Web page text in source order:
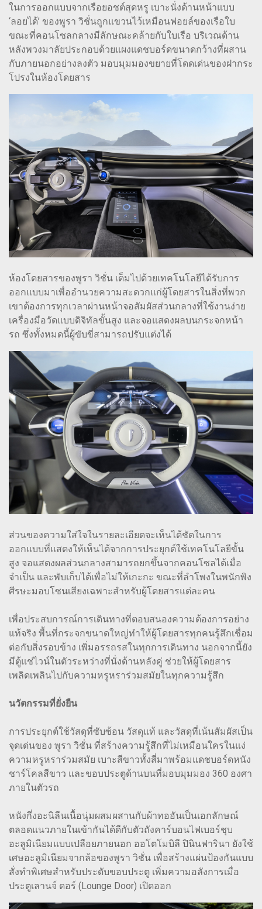
ในการออกแบบจากเรือยอชต์สุดหรู เบาะนั่งด้านหน้าแบบ
‘ลอยได้’ ของพูรา วิชั่นถูกแขวนไว้เหมือนฟอยล์ของเรือใบ
ขณะที่คอนโซลกลางมีลักษณะคล้ายกับใบเรือ บริเวณด้าน
หลังพวงมาลัยประกอบด้วยแผงแดชบอร์ดขนาดกว้างที่ผสาน
กับภายนอกอย่างลงตัว มอบมุมมองขยายที่โดดเด่นของฝากระ
โปรงในห้องโดยสาร
ห้องโดยสารของพูรา วิชั่น เต็มไปด้วยเทคโนโลยีได้รับการ
ออกแบบมาเพื่ออำนวยความสะดวกแก่ผู้โดยสารในสิ่งที่พวก
เขาต้องการทุกเวลาผ่านหน้าจอสัมผัสส่วนกลางที่ใช้งานง่าย
เครื่องมือวัดแบบดิจิทัลขั้นสูง และจอแสดงผลบนกระจกหน้า
รถ ซึ่งทั้งหมดนี้ผู้ขับขี่สามารถปรับแต่งได้
ส่วนของความใส่ใจในรายละเอียดจะเห็นได้ชัดในการ
ออกแบบที่แสดงให้เห็นได้จากการประยุกต์ใช้เทคโนโลยีขั้น
สูง จอแสดงผลส่วนกลางสามารถยกขึ้นจากคอนโซลได้เมื่อ
จำเป็น และพับเก็บได้เพื่อไม่ให้เกะกะ ขณะที่ลำโพงในพนักพิง
ศีรษะมอบโซนเสียงเฉพาะสำหรับผู้โดยสารแต่ละคน
เพื่อประสบการณ์การเดินทางที่ตอบสนองความต้องการอย่าง
แท้จริง พื้นที่กระจกขนาดใหญ่ทำให้ผู้โดยสารทุกคนรู้สึกเชื่อม
ต่อกับสิ่งรอบข้าง เพิ่มอรรถรสในทุกการเดินทาง นอกจากนี้ยัง
มีตู้แช่ไวน์ในตัวระหว่างที่นั่งด้านหลังคู่ ช่วยให้ผู้โดยสาร
เพลิดเพลินไปกับความหรูหราร่วมสมัยในทุกความรู้สึก
นวัตกรรมที่ยั่งยืน
การประยุกต์ใช้วัสดุที่ซับซ้อน วัสดุแท้ และวัสดุที่เน้นสัมผัสเป็น
จุดเด่นของ พูรา วิชั่น ที่สร้างความรู้สึกที่ไม่เหมือนใครในแง่
ความหรูหราร่วมสมัย เบาะสีขาวทั้งสี่มาพร้อมแดชบอร์ดหนัง
ชาร์โคลสีขาว และขอบประตูด้านบนที่มอบมุมมอง 360 องศา
ภายในตัวรถ
หนังกึ่งอะนิลีนเนื้อนุ่มผสมผสานกับผ้าทออันเป็นเอกลักษณ์
ตลอดแนวภายในเข้ากันได้ดีกับตัวถังคาร์บอนไฟเบอร์ชุบ
อะลูมิเนียมแบบเปลือยภายนอก ออโตโมบิลี ปินินฟารินา ยังใช้
เศษอะลูมิเนียมจากล้อของพูรา วิชั่น เพื่อสร้างแผ่นป้องกันแบบ
สั่งทำพิเศษสำหรับประดับขอบประตู เพิ่มความอลังการเมื่อ
ประตูเลานจ์ ดอร์ (Lounge Door) เปิดออก